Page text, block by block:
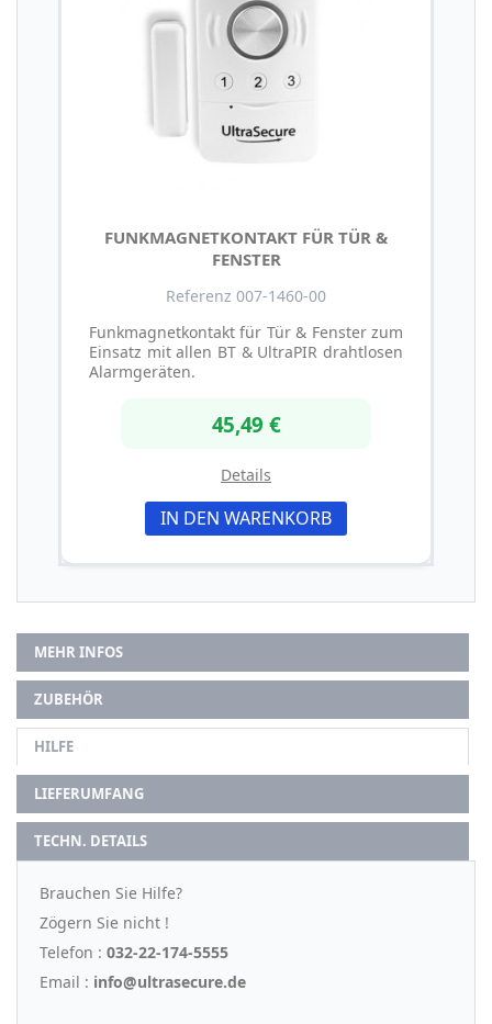
FUNKMAGNETKONTAKT FÜR TÜR &
FENSTER
Referenz 007-1460-00
Funkmagnetkontakt für Tür & Fenster zum
Einsatz mit allen BT & UltraPIR drahtlosen
Alarmgeräten.
45,49 €
Details
IN DEN WARENKORB
MEHR INFOS
ZUBEHÖR
HILFE
LIEFERUMFANG
TECHN. DETAILS
Brauchen Sie Hilfe?
Zögern Sie nicht !
Telefon : 032-22-174-5555
Email : info@ultrasecure.de